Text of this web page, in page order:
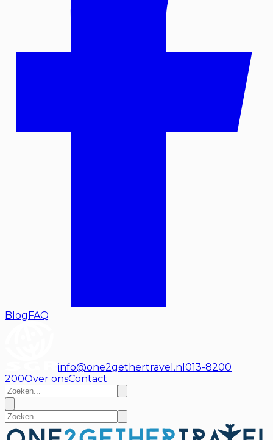
BlogFAQ
info@one2gethertravel.nl 013-8200
200Over onsContact